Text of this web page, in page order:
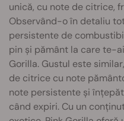
unică, cu note de citrice,
Observând-o în detaliu
persistente de
pin și pământ la care te-
Gorilla. Gustul este
de citrice cu note
note persistente și
când expiri. Cu un